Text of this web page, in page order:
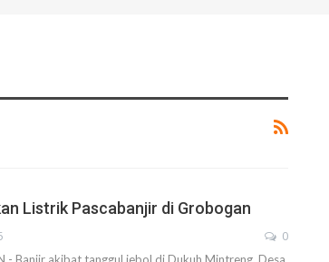
Listrik Pascabanjir di Grobogan
0
- Banjir akibat tanggul jebol di Dukuh Mintreng, Desa